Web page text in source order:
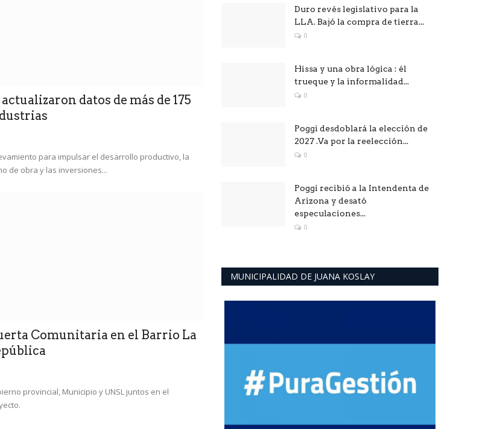
actualizaron datos de más de 175
para impulsar el desarrollo productivo, la
de obra y las inversiones...
Comunitaria en el Barrio La
provincial, Municipio y UNSL juntos en el
Duro revés legislativo para la
LLA. Bajó la compra de tierra...
0
Hissa y una obra lógica : él
trueque y la informalidad...
0
Poggi desdoblará la elección de
2027 .Va por la reelección...
0
Poggi recibió a la Intendenta de
Arizona y desató
especulaciones...
0
MUNICIPALIDAD DE JUANA KOSLAY